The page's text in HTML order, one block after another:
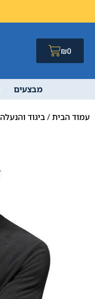
₪0
מבצעים
עמוד הבית/ביגוד והנעלה